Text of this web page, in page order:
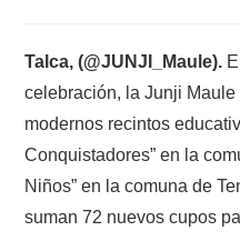
Talca, (@JUNJI_Maule).
celebración, la Junji
modernos recintos
Conquistadores” en la
Niños” en la comuna de
suman 72 nuevos cupos